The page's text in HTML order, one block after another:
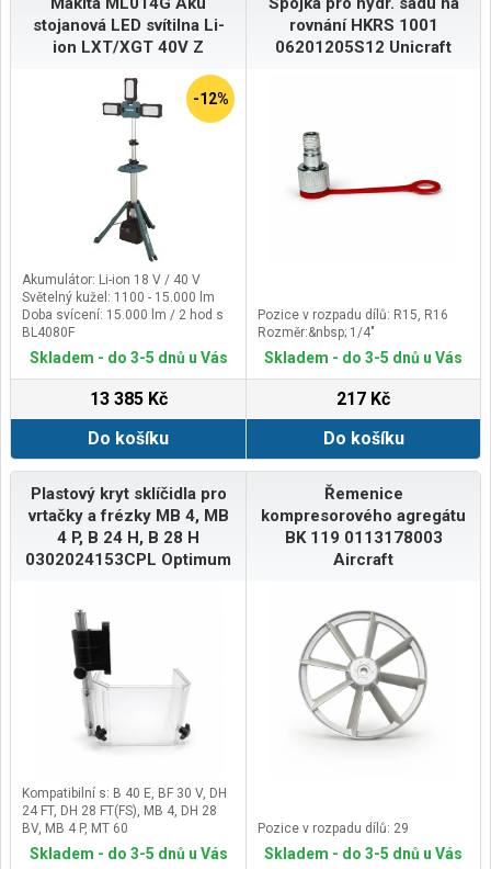
stojanová LED svítilna Li-
ion LXT/XGT 40V Z
-12%
Akumulátor: Li-ion 18 V / 40 V
Světelný kužel: 1100 - 15.000 lm
Doba svícení: 15.000 lm / 2 hod s
BL4080F
Hmotnost: 10,5kg
Skladem - do 3-5 dnů u Vás
13 385 Kč
Do košíku
rovnání HKRS 1001
06201205S12 Unicraft
Pozice v rozpadu dílů: R15, R16
Rozměr:&nbsp; 1/4"
Skladem - do 3-5 dnů u Vás
217 Kč
Do košíku
Plastový kryt sklíčidla pro
vrtačky a frézky MB 4, MB
4 P, B 24 H, B 28 H
0302024153CPL Optimum
Kompatibilní s: B 40 E, BF 30 V, DH
24 FT, DH 28 FT(FS), MB 4, DH 28
BV, MB 4 P, MT 60
Skladem - do 3-5 dnů u Vás
Řemenice
kompresorového agregátu
BK 119 0113178003
Aircraft
Pozice v rozpadu dílů: 29
Skladem - do 3-5 dnů u Vás